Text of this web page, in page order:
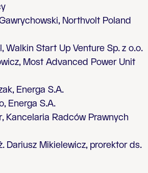
Northvolt Poland
Walkin Start Up Venture Sp. z o.o.
Most Advanced Power Unit
Energa S.A.
Energa S.A.
Kancelaria Radców Prawnych
Dariusz Mikielewicz, prorektor ds.